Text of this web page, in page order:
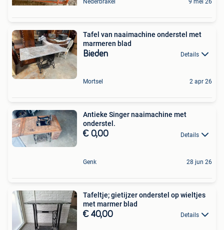
Nederbrakel 9 mei 26
Tafel van naaimachine onderstel met
marmeren blad
Bieden Details
Mortsel 2 apr 26
Antieke Singer naaimachine met
onderstel.
€ 0,00 Details
Genk 28 jun 26
Tafeltje; gietijzer onderstel op wieltjes
met marmer blad
€ 40,00 Details